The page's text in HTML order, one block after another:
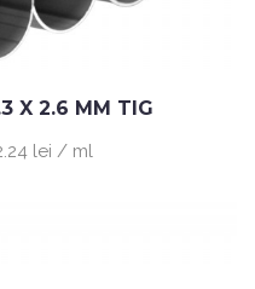
X 2.6 MM TIG
lei / ml